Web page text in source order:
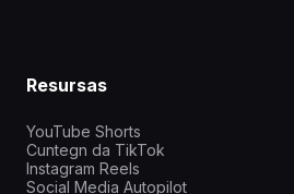
Resursas
YouTube Shorts
Cuntegn da TikTok
Instagram Reels
Social Media Autopilot